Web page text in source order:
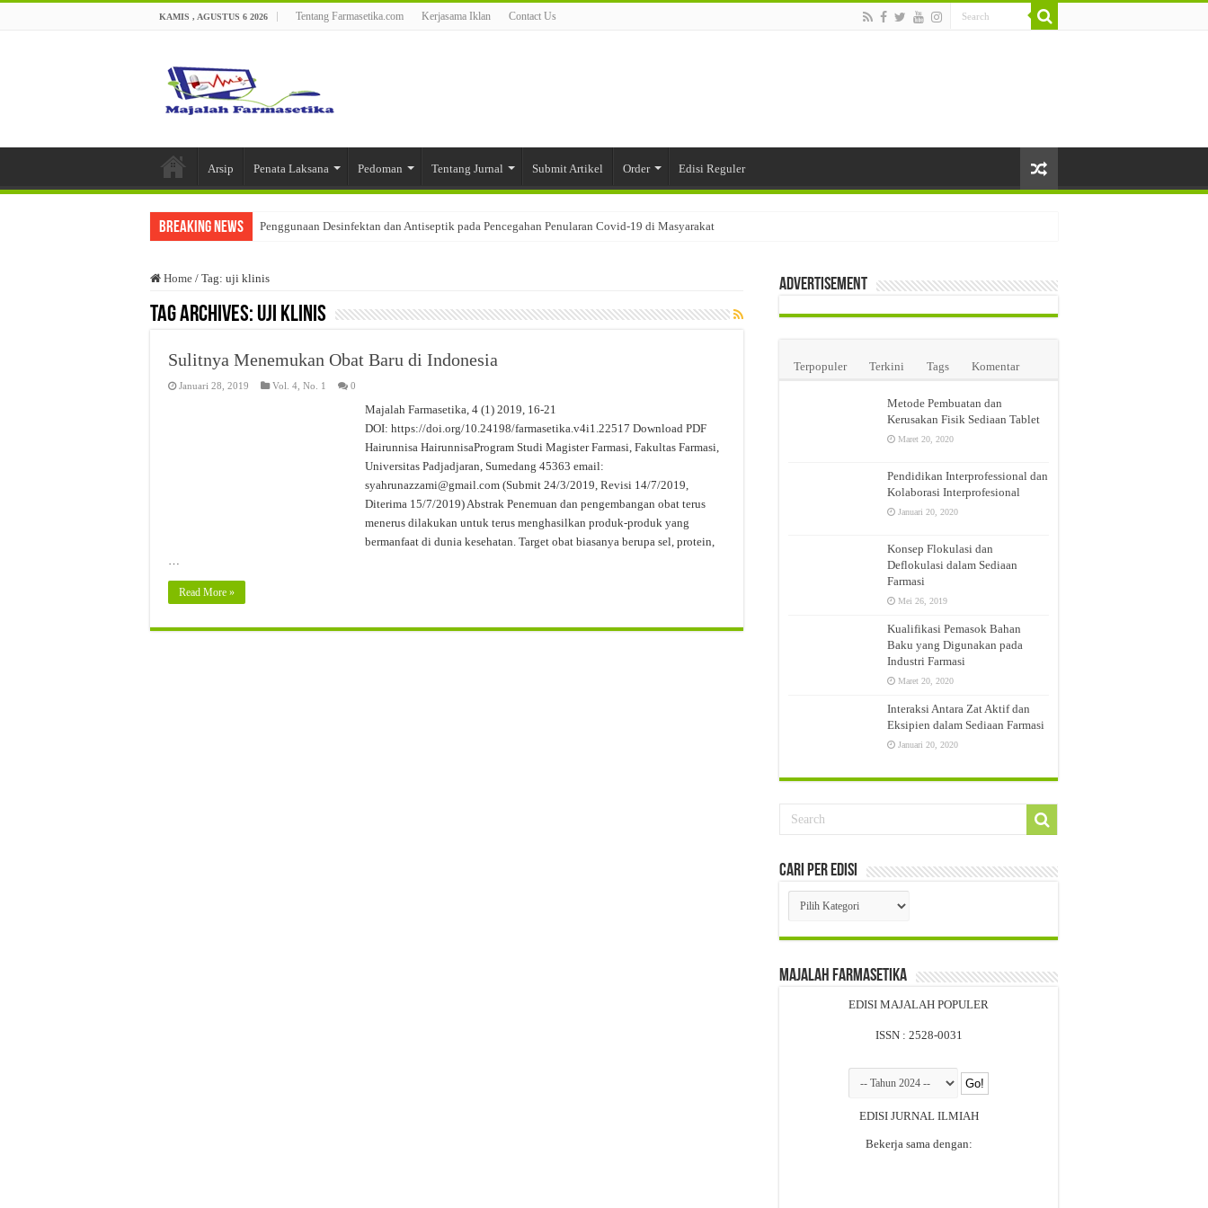
KAMIS , AGUSTUS 6 2026 Tentang Farmasetika.com Kerjasama Iklan Contact Us
Arsip Penata Laksana Pedoman Tentang Jurnal Submit Artikel Order Edisi Reguler
Breaking News Penggunaan Desinfektan dan Antiseptik pada Pencegahan Penularan Covid-19 di Masyarakat
Saffron (Crocus sativus L): Kandungan dan Aktivitas Farmakologinya
Optimasi Formula Basis Sediaan Edible Film dengan Kombinasi Polimer Carbomer 940 dan Kappa Karagenan
Metode Pembuatan dan Kerusakan Fisik Sediaan Tablet
Strategi Peningkatan Objektivitas Hasil Uji Inspeksi Visual Sediaan Injeksi: Review
Pemanfaatan Manggis Sebagai Sediaan Antiseptik dalam Upaya Peningkatan Kesehatan Masyarakat di Desa Sayang, Jatinangor, Sumedang
Evaluasi Kesesuaian Sistem Penyimpanan Obat, Suplemen, dan Kosmetik Eceran pada Salah Satu Gudang Pedagang Besar Farmasi (PBF) di Jakarta Pusat
Home / Tag: uji klinis
Tag Archives: uji klinis
Sulitnya Menemukan Obat Baru di Indonesia
Januari 28, 2019 Vol. 4, No. 1 0
Majalah Farmasetika, 4 (1) 2019, 16-21
DOI: https://doi.org/10.24198/farmasetika.v4i1.22517 Download PDF
Hairunnisa HairunnisaProgram Studi Magister Farmasi, Fakultas Farmasi,
Universitas Padjadjaran, Sumedang 45363 email:
syahrunazzami@gmail.com (Submit 24/3/2019, Revisi 14/7/2019,
Diterima 15/7/2019) Abstrak Penemuan dan pengembangan obat terus
menerus dilakukan untuk terus menghasilkan produk-produk yang
bermanfaat di dunia kesehatan. Target obat biasanya berupa sel, protein,
…
Read More »
Advertisement
Terpopuler Terkini Tags Komentar
Metode Pembuatan dan
Kerusakan Fisik Sediaan Tablet
Maret 20, 2020
Pendidikan Interprofessional dan
Kolaborasi Interprofesional
Januari 20, 2020
Konsep Flokulasi dan
Deflokulasi dalam Sediaan
Farmasi
Mei 26, 2019
Kualifikasi Pemasok Bahan
Baku yang Digunakan pada
Industri Farmasi
Maret 20, 2020
Interaksi Antara Zat Aktif dan
Eksipien dalam Sediaan Farmasi
Januari 20, 2020
Cari Per Edisi
Cari
Per
Majalah Farmasetika
EDISI MAJALAH POPULER
ISSN : 2528-0031
EDISI JURNAL ILMIAH
Bekerja sama dengan: